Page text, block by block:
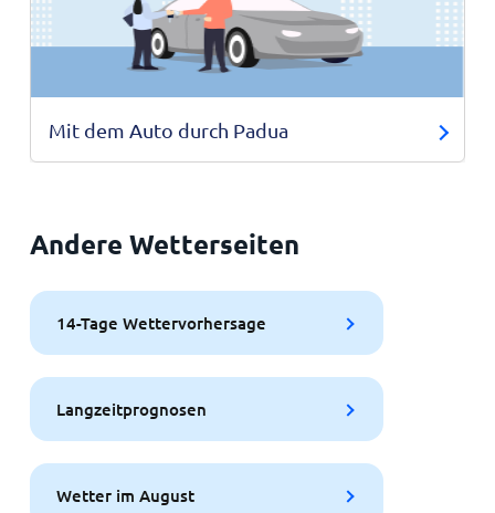
Mit dem Auto durch Padua
Andere Wetterseiten
14-Tage Wettervorhersage
Langzeitprognosen
Wetter im August